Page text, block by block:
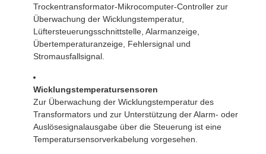
Umgebungstemperaturbewertung 40°C
Schallpegel
Höhenbewertung
Abmessungen
Gewicht 5070 Pfund
Trockentransformator-Mikrocomputer-Controller zur
Überwachung der Wicklungstemperatur,
Lüftersteuerungsschnittstelle, Alarmanzeige,
Übertemperaturanzeige, Fehlersignal und
Stromausfallsignal.
Wicklungstemperatursensoren
Zur Überwachung der Wicklungstemperatur des
Transformators und zur Unterstützung der Alarm- oder
Auslösesignalausgabe über die Steuerung ist eine
Temperatursensorverkabelung vorgesehen.